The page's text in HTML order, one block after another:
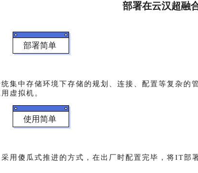
部署在云汉超融
部署简单
集中存储环境下存储的规划、连接、配置等复杂
虚拟机。
使用简单
用傻瓜式推进的方式，在出厂时配置完毕，将IT部